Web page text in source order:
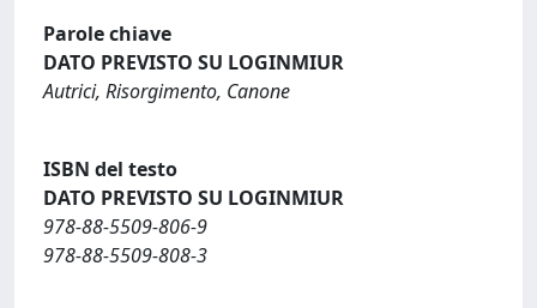
Parole chiave
DATO PREVISTO SU LOGINMIUR
Autrici, Risorgimento, Canone
ISBN del testo
DATO PREVISTO SU LOGINMIUR
978-88-5509-806-9
978-88-5509-808-3